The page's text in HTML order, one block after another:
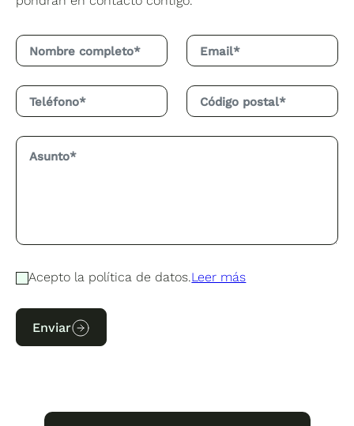
Acepto la política de datos.Leer más
Enviar